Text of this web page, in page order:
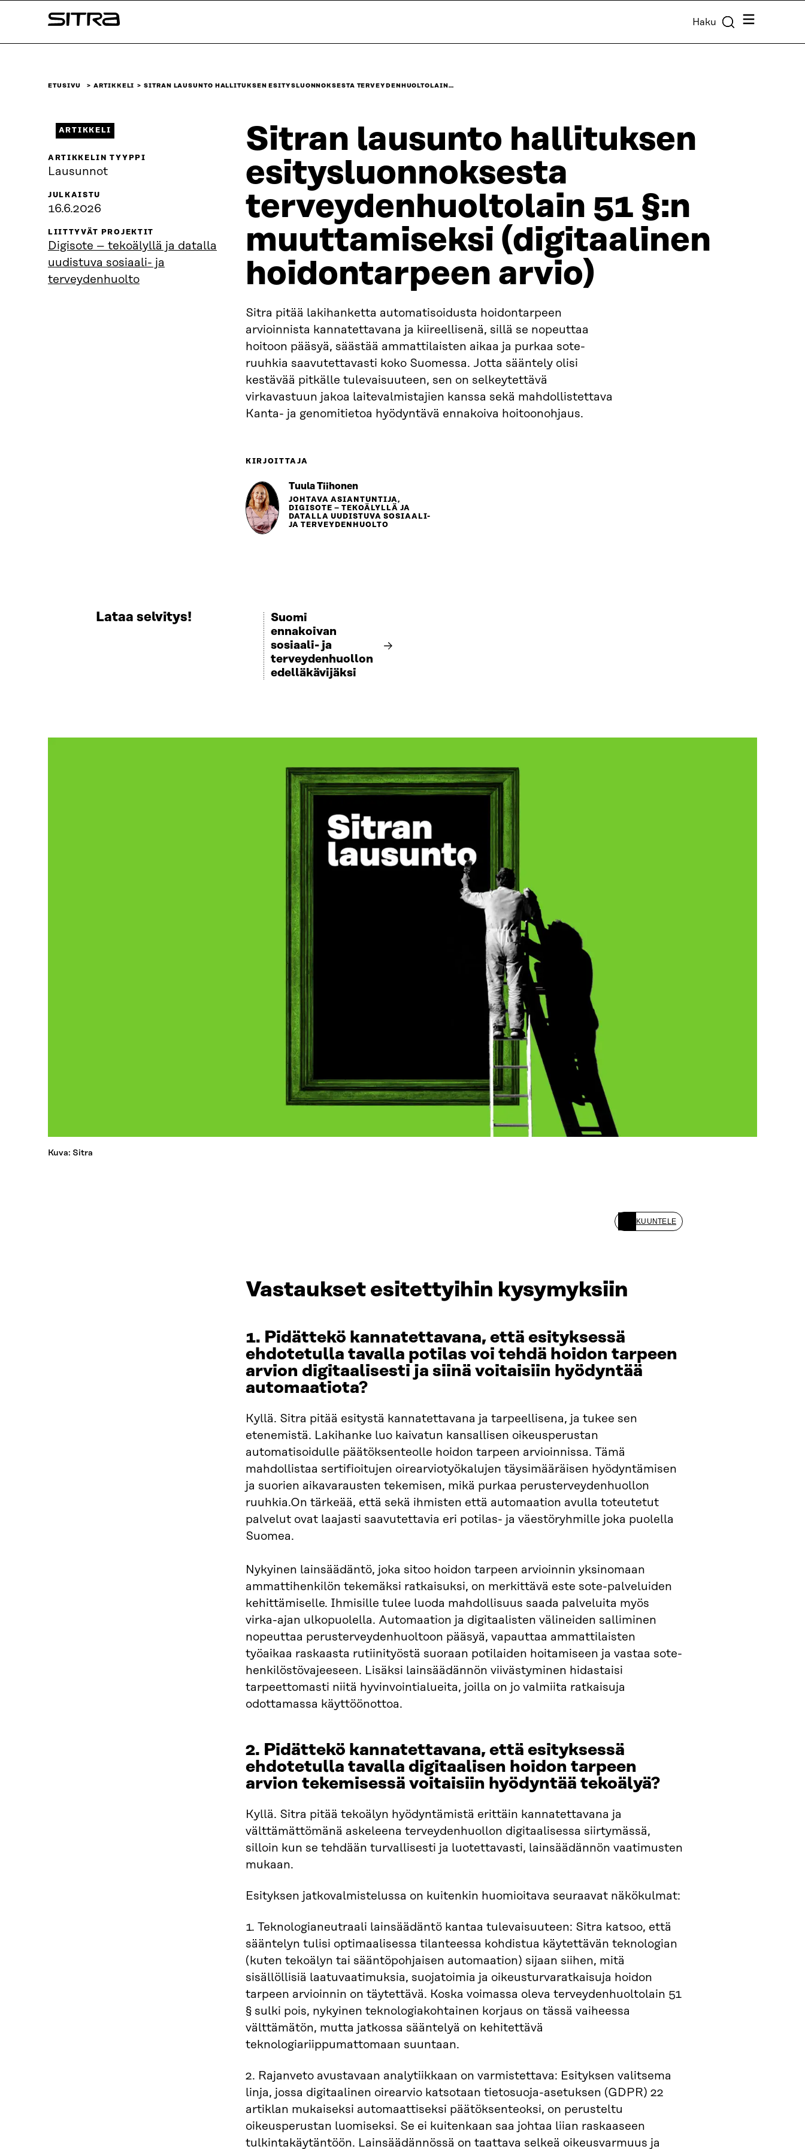
sisältöön
Sitra Haku Valikko
ETUSIVU ARTIKKELI SITRAN LAUSUNTO HALLITUKSEN ESITYSLUONNOKSESTA TERVEYDENHUOLTOLAIN…
Sitran lausunto hallituksen
esitysluonnoksesta
terveydenhuoltolain 51 §:n
muuttamiseksi (digitaalinen
hoidontarpeen arvio)
Sitra pitää lakihanketta automatisoidusta hoidontarpeen
arvioinnista kannatettavana ja kiireellisenä, sillä se nopeuttaa
hoitoon pääsyä, säästää ammattilaisten aikaa ja purkaa sote-
ruuhkia saavutettavasti koko Suomessa. Jotta sääntely olisi
kestävää pitkälle tulevaisuuteen, sen on selkeytettävä
virkavastuun jakoa laitevalmistajien kanssa sekä mahdollistettava
Kanta- ja genomitietoa hyödyntävä ennakoiva hoitoonohjaus.
KIRJOITTAJA
Tuula Tiihonen
JOHTAVA ASIANTUNTIJA,
DIGISOTE – TEKOÄLYLLÄ JA
DATALLA UUDISTUVA SOSIAALI-
JA TERVEYDENHUOLTO
ARTIKKELI
ARTIKKELIN TYYPPI
Lausunnot
JULKAISTU
16.6.2026
LIITTYVÄT PROJEKTIT
Digisote – tekoälyllä ja datalla
uudistuva sosiaali- ja
terveydenhuolto
Lataa selvitys!
Suomi
ennakoivan
sosiaali- ja
terveydenhuollon
edelläkävijäksi
Kuva: Sitra
KUUNTELE
Vastaukset esitettyihin kysymyksiin
1. Pidättekö kannatettavana, että esityksessä
ehdotetulla tavalla potilas voi tehdä hoidon tarpeen
arvion digitaalisesti ja siinä voitaisiin hyödyntää
automaatiota?
Kyllä. Sitra pitää esitystä kannatettavana ja tarpeellisena, ja tukee sen
etenemistä. Lakihanke luo kaivatun kansallisen oikeusperustan
automatisoidulle päätöksenteolle hoidon tarpeen arvioinnissa. Tämä
mahdollistaa sertifioitujen oirearviotyökalujen täysimääräisen hyödyntämisen
ja suorien aikavarausten tekemisen, mikä purkaa perusterveydenhuollon
ruuhkia.On tärkeää, että sekä ihmisten että automaation avulla toteutetut
palvelut ovat laajasti saavutettavia eri potilas- ja väestöryhmille joka puolella
Suomea.
Nykyinen lainsäädäntö, joka sitoo hoidon tarpeen arvioinnin yksinomaan
ammattihenkilön tekemäksi ratkaisuksi, on merkittävä este sote-palveluiden
kehittämiselle. Ihmisille tulee luoda mahdollisuus saada palveluita myös
virka-ajan ulkopuolella. Automaation ja digitaalisten välineiden salliminen
nopeuttaa perusterveydenhuoltoon pääsyä, vapauttaa ammattilaisten
työaikaa raskaasta rutiinityöstä suoraan potilaiden hoitamiseen ja vastaa sote-
henkilöstövajeeseen. Lisäksi lainsäädännön viivästyminen hidastaisi
tarpeettomasti niitä hyvinvointialueita, joilla on jo valmiita ratkaisuja
odottamassa käyttöönottoa.
2. Pidättekö kannatettavana, että esityksessä
ehdotetulla tavalla digitaalisen hoidon tarpeen
arvion tekemisessä voitaisiin hyödyntää tekoälyä?
Kyllä. Sitra pitää tekoälyn hyödyntämistä erittäin kannatettavana ja
välttämättömänä askeleena terveydenhuollon digitaalisessa siirtymässä,
silloin kun se tehdään turvallisesti ja luotettavasti, lainsäädännön vaatimusten
mukaan.
Esityksen jatkovalmistelussa on kuitenkin huomioitava seuraavat näkökulmat:
1. Teknologianeutraali lainsäädäntö kantaa tulevaisuuteen: Sitra katsoo, että
sääntelyn tulisi optimaalisessa tilanteessa kohdistua käytettävän teknologian
(kuten tekoälyn tai sääntöpohjaisen automaation) sijaan siihen, mitä
sisällöllisiä laatuvaatimuksia, suojatoimia ja oikeusturvaratkaisuja hoidon
tarpeen arvioinnin on täytettävä. Koska voimassa oleva terveydenhuoltolain 51
§ sulki pois, nykyinen teknologiakohtainen korjaus on tässä vaiheessa
välttämätön, mutta jatkossa sääntelyä on kehitettävä
teknologiariippumattomaan suuntaan.
2. Rajanveto avustavaan analytiikkaan on varmistettava: Esityksen valitsema
linja, jossa digitaalinen oirearvio katsotaan tietosuoja-asetuksen (GDPR) 22
artiklan mukaiseksi automaattiseksi päätöksenteoksi, on perusteltu
oikeusperustan luomiseksi. Se ei kuitenkaan saa johtaa liian raskaaseen
tulkintakäytäntöön. Lainsäädännössä on taattava selkeä oikeusvarmuus ja